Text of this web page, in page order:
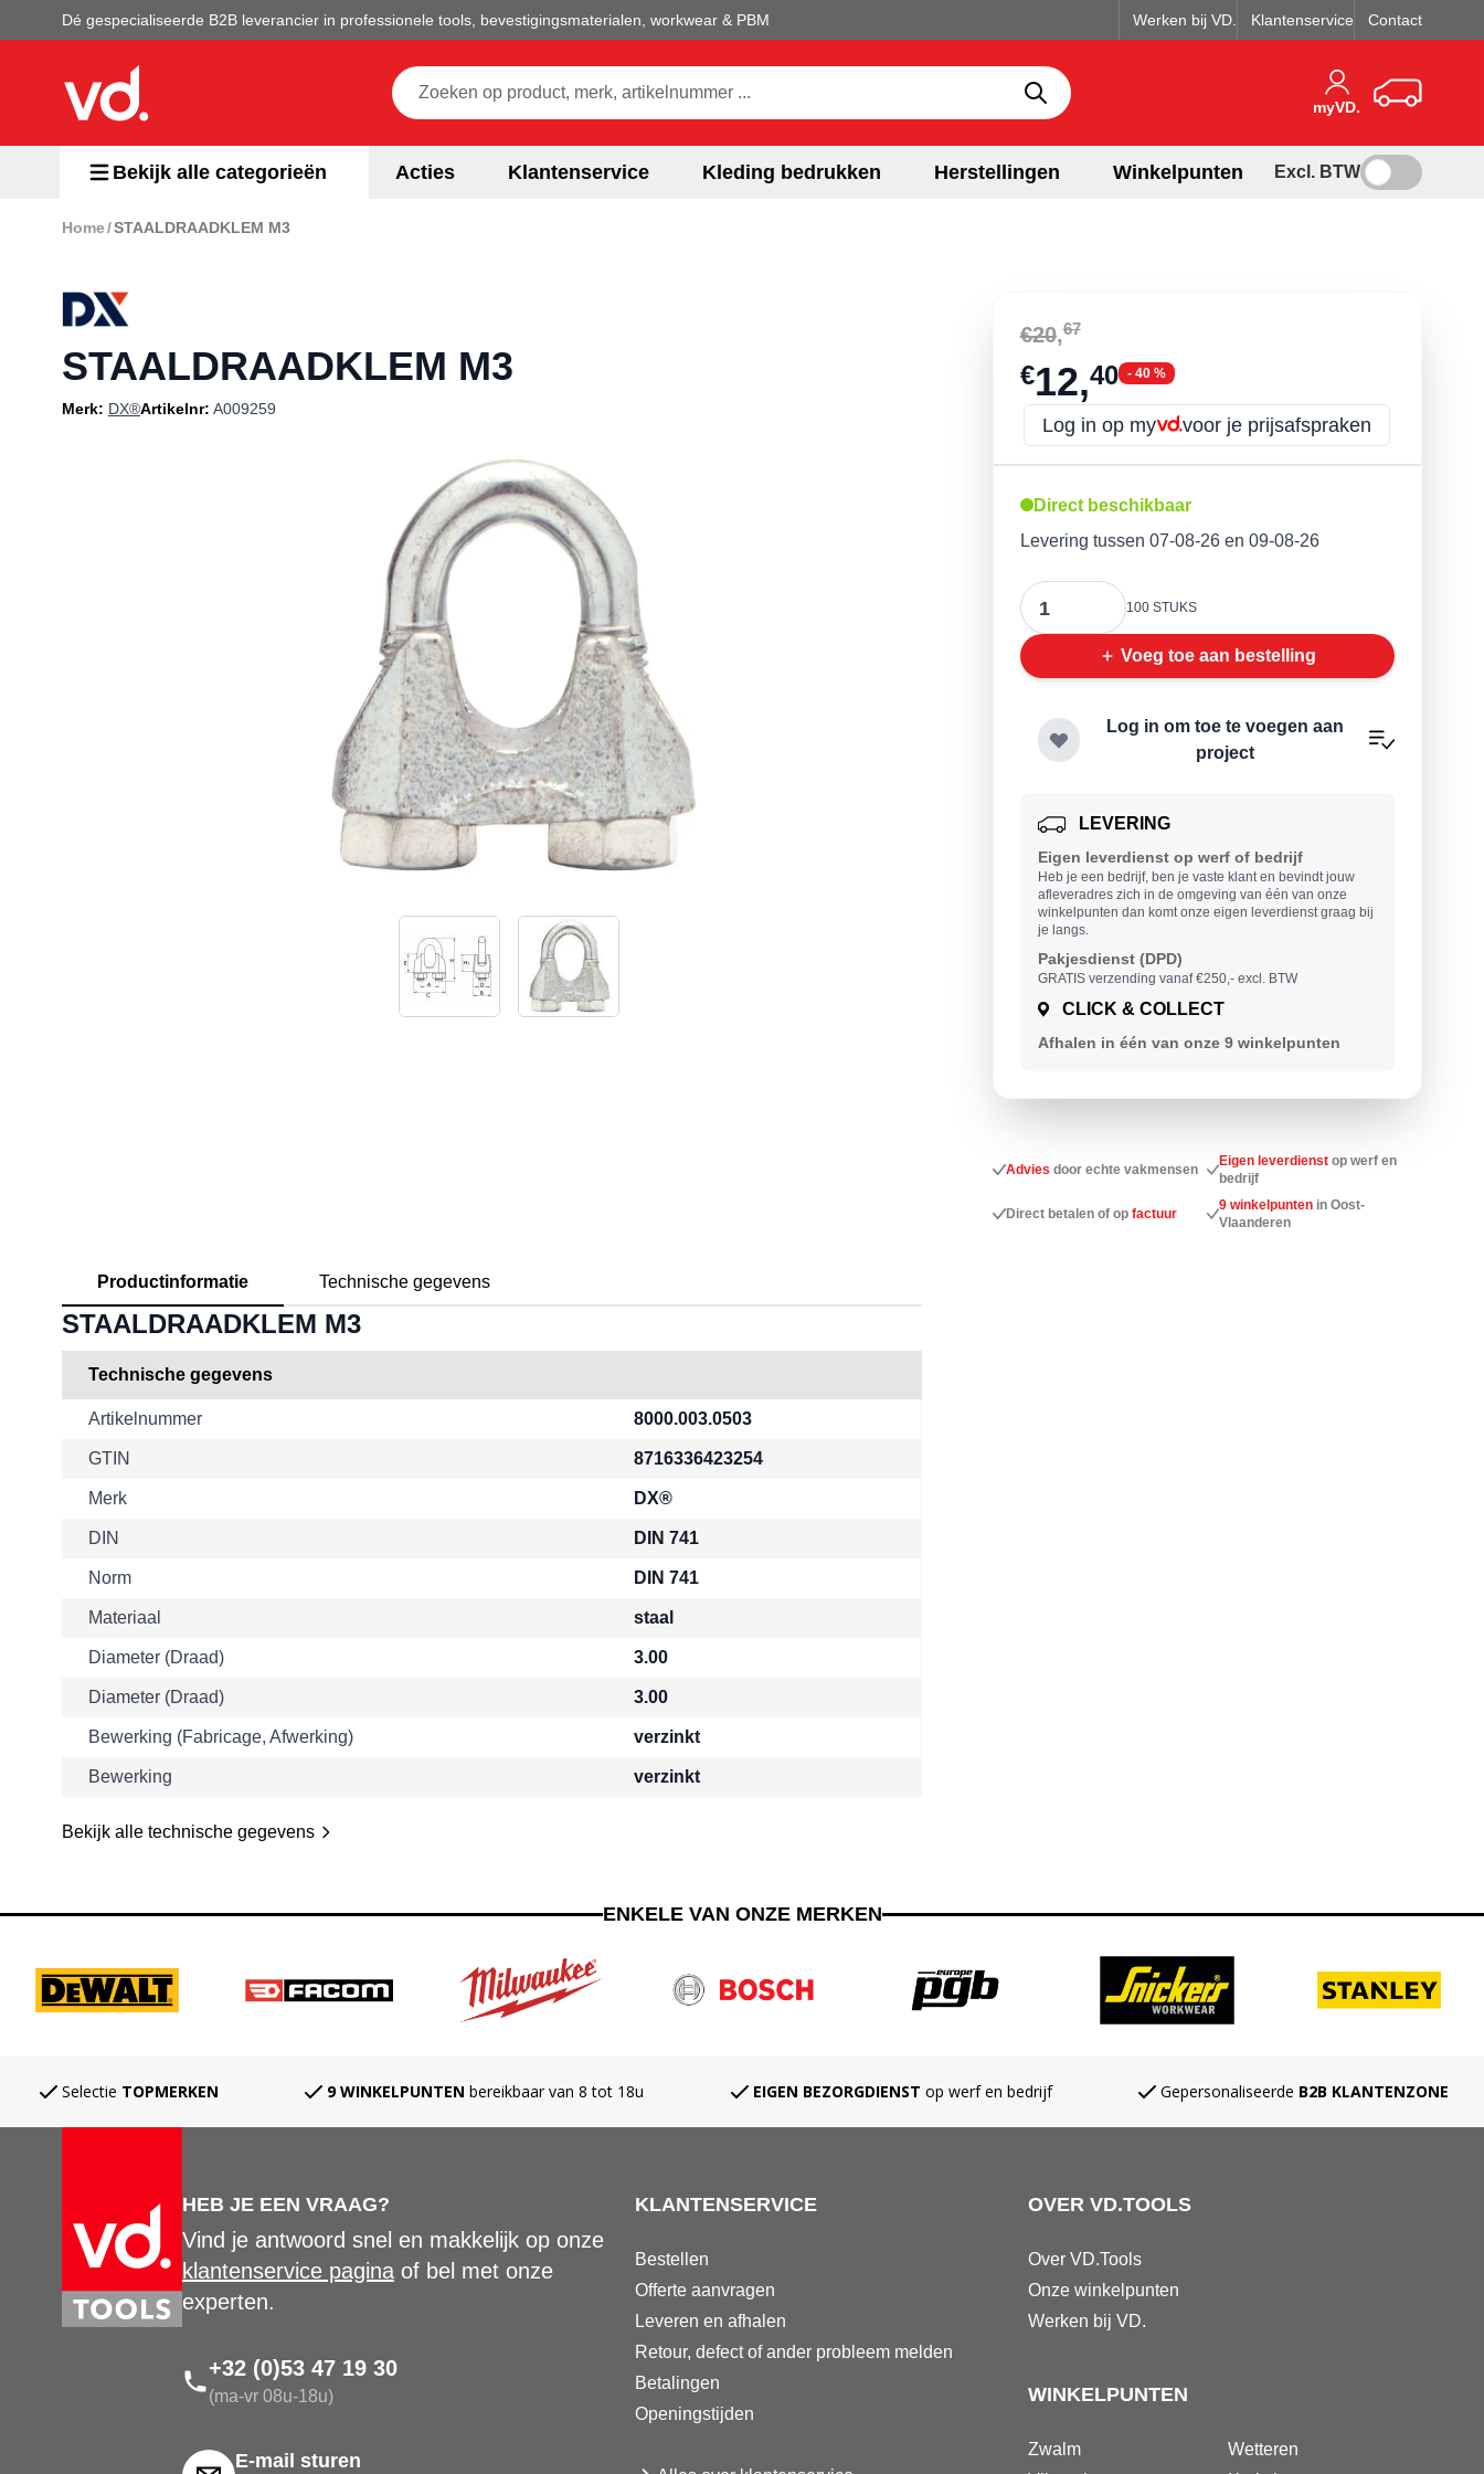
Ga naar de inhoud
Dé gespecialiseerde B2B leverancier in professionele tools, bevestigingsmaterialen, workwear & PBM Werken bij VD. Klantenservice Contact
Doorzoek de hele winkel
myVD.
Winkelwagen
Bekijk alle categorieën
Gereedschappen
Acties Klantenservice Kleding bedrukken Herstellingen Winkelpunten Excl. BTW
Home/STAALDRAADKLEM M3
STAALDRAADKLEM M3
Merk: DX®Artikelnr: A009259
View larger imageView larger image
€20,67
€12,40 - 40 %
Log in op my voor je prijsafspraken
Direct beschikbaar
Levering tussen 07-08-26 en 09-08-26
Aantal
100 STUKS
Voeg toe aan bestelling
Log in om toe te voegen aan
project
LEVERING
Eigen leverdienst op werf of bedrijf
Heb je een bedrijf, ben je vaste klant en bevindt jouw
afleveradres zich in de omgeving van één van onze
winkelpunten dan komt onze eigen leverdienst graag bij
je langs.
Pakjesdienst (DPD)
GRATIS verzending vanaf €250,- excl. BTW
CLICK & COLLECT
Afhalen in één van onze 9 winkelpunten
Advies door echte vakmensen
Eigen leverdienst op werf en
bedrijf
Direct betalen of op factuur
9 winkelpunten in Oost-
Vlaanderen
Productinformatie Technische gegevens
STAALDRAADKLEM M3
Technische gegevens
Artikelnummer 8000.003.0503
GTIN 8716336423254
Merk DX®
DIN DIN 741
Norm DIN 741
Materiaal staal
Diameter (draad) 3.00
Diameter (draad) 3.00
Bewerking (fabricage, Afwerking) verzinkt
Bewerking verzinkt
Bekijk alle technische gegevens
ENKELE VAN ONZE MERKEN
Navigating through the elements of the carousel is possible using the tab key. You can skip the carousel using the skip link.
Selectie TOPMERKEN 9 WINKELPUNTEN bereikbaar van 8 tot 18u EIGEN BEZORGDIENST op werf en bedrijf Gepersonaliseerde B2B KLANTENZONE
HEB JE EEN VRAAG?
Vind je antwoord snel en makkelijk op onze
klantenservice paginaof bel met onze
experten.
+32 (0)53 47 19 30
(ma-vr 08u-18u)
E-mail sturen
KLANTENSERVICE
Bestellen
Offerte aanvragen
Leveren en afhalen
Retour, defect of ander probleem melden
Betalingen
Openingstijden
OVER VD.TOOLS
Over VD.Tools
Onze winkelpunten
Werken bij VD.
WINKELPUNTEN
Zwalm
Wetteren